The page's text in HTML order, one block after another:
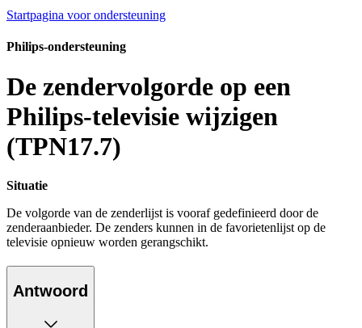
Startpagina voor ondersteuning
Philips-ondersteuning
De zendervolgorde op een
Philips-televisie wijzigen
(TPN17.7)
Situatie
De volgorde van de zenderlijst is vooraf gedefinieerd door de
zenderaanbieder. De zenders kunnen in de favorietenlijst op de
televisie opnieuw worden gerangschikt.
Antwoord